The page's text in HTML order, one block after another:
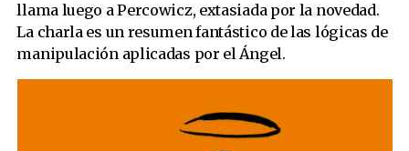
llama luego a Percowicz, extasiada por la novedad.
La charla es un resumen fantástico de las lógicas de
manipulación aplicadas por el Ángel.